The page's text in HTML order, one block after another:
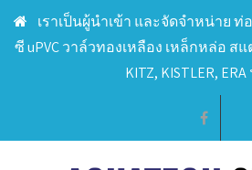
เราเป็นผู้นำเข้า และจัดจำหน่าย
ซี uPVC วาล์วทองเหลือง เหล็กหล่อ สแต
KITZ, KISTLER,